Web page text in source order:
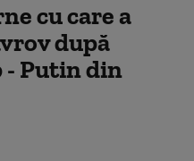
cu care a
după
Putin din